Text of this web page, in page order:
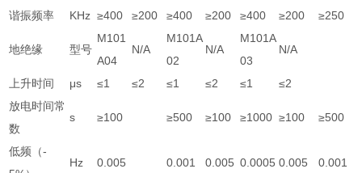
谐振频率 KHz ≥400 ≥200 ≥400 ≥200 ≥400 ≥200 ≥250
地绝缘 型号
M101
A04
N/A
M101A
02
N/A
M101A
03
N/A
上升时间 μs ≤1 ≤2 ≤1 ≤2 ≤1
≤2
放电时间常
数
s ≥100 ≥500 ≥100 ≥1000 ≥100 ≥500
低频（-
Hz 0.005 0.001 0.005 0.0005 0.005 0.001